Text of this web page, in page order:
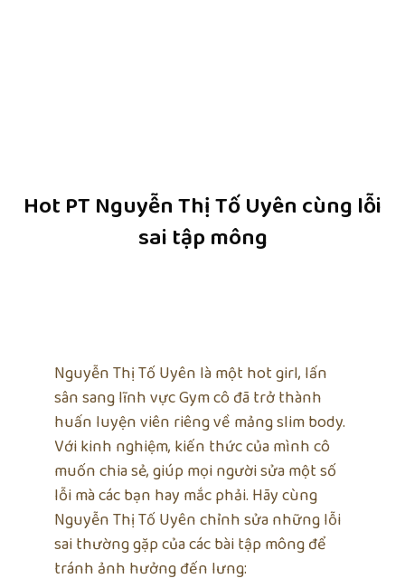
Hot PT Nguyễn Thị Tố Uyên cùng lỗi
sai tập mông
Nguyễn Thị Tố Uyên là một hot girl, lấn
sân sang lĩnh vực Gym cô đã trở thành
huấn luyện viên riêng về mảng slim body.
Với kinh nghiệm, kiến thức của mình cô
muốn chia sẻ, giúp mọi người sửa một số
lỗi mà các bạn hay mắc phải. Hãy cùng
Nguyễn Thị Tố Uyên chỉnh sửa những lỗi
sai thường gặp của các bài tập mông để
tránh ảnh hưởng đến lưng: